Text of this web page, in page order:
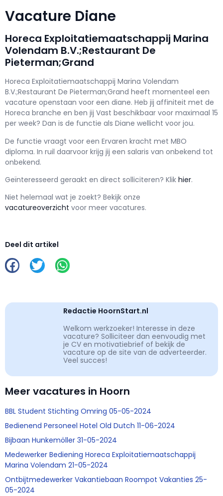
Vacature Diane
Horeca Exploitatiemaatschappij Marina
Volendam B.V.;Restaurant De
Pieterman;Grand
Horeca Exploitatiemaatschappij Marina Volendam
B.V.;Restaurant De Pieterman;Grand heeft momenteel een
vacature openstaan voor een diane. Heb jij affiniteit met de
Horeca branche en ben jij Vast beschikbaar voor maximaal 15
per week? Dan is de functie als Diane wellicht voor jou.
De functie vraagt voor een Ervaren kracht met MBO
diploma. In ruil daarvoor krijg jij een salaris van onbekend tot
onbekend.
Geïnteresseerd geraakt en direct solliciteren? Klik hier.
Niet helemaal wat je zoekt? Bekijk onze
vacatureoverzicht voor meer vacatures.
Deel dit artikel
Redactie HoornStart.nl
Welkom werkzoeker! Interesse in deze
vacature? Solliciteer dan eenvoudig met
je CV en motivatiebrief of bekijk de
vacature op de site van de adverteerder.
Veel succes!
Meer vacatures in Hoorn
BBL Student Stichting Omring 05-05-2024
Bedienend Personeel Hotel Old Dutch 11-06-2024
Bijbaan Hunkemöller 31-05-2024
Medewerker Bediening Horeca Exploitatiemaatschappij
Marina Volendam 21-05-2024
Ontbijtmedewerker Vakantiebaan Roompot Vakanties 25-
05-2024